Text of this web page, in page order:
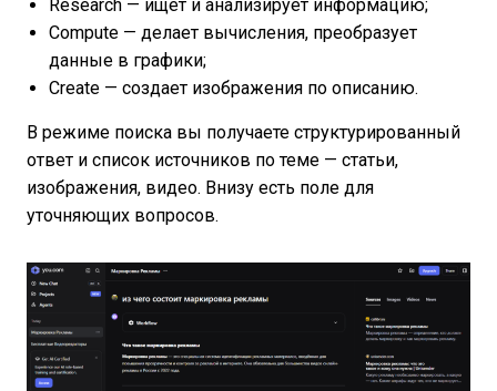
Research — ищет и анализирует информацию;
Compute — делает вычисления, преобразует
данные в графики;
Create — создает изображения по описанию.
В режиме поиска вы получаете структурированный
ответ и список источников по теме — статьи,
изображения, видео. Внизу есть поле для
уточняющих вопросов.